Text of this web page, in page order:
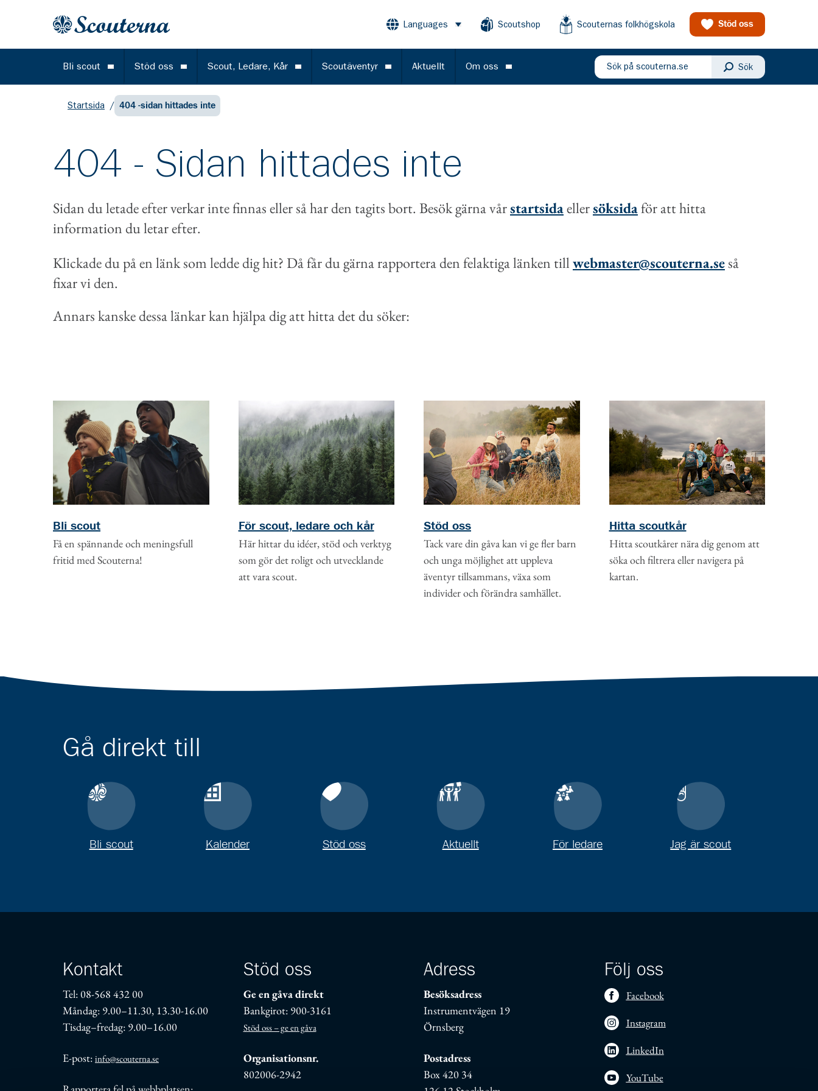
Gå till huvudinnehållet
Languages Öppna menyScoutshop Scouternas folkhögskola Stöd oss
Bli scout Öppna meny
Stöd oss Öppna meny
Scout, Ledare, Kår Öppna meny
Scoutäventyr Öppna meny
Aktuellt Om oss Öppna meny
Sök på scouterna.se Sök
Startsida / 404 -sidan hittades inte
404 - Sidan hittades inte
Sidan du letade efter verkar inte finnas eller så har den tagits bort. Besök gärna vårstartsidaellersöksidaför att hitta
information du letar efter.
Klickade du på en länk som ledde dig hit? Då får du gärna rapportera den felaktiga länken tillwebmaster@scouterna.seså
fixar vi den.
Annars kanske dessa länkar kan hjälpa dig att hitta det du söker:
Bli scout
Få en spännande och meningsfull
fritid med Scouterna!
För scout, ledare och kår
Här hittar du idéer, stöd och verktyg
som gör det roligt och utvecklande
att vara scout.
Stöd oss
Tack vare din gåva kan vi ge fler barn
och unga möjlighet att uppleva
äventyr tillsammans, växa som
individer och förändra samhället.
Hitta scoutkår
Hitta scoutkårer nära dig genom att
söka och filtrera eller navigera på
kartan.
Gå direkt till
Bli scout Kalender Stöd oss Aktuellt För ledare Jag är scout
Kontakt
Tel: 08-568 432 00
Måndag: 9.00–11.30, 13.30-16.00
Tisdag–fredag: 9.00–16.00
E-post: info@scouterna.se
Stöd oss
Ge en gåva direkt
Bankgirot: 900-3161
Stöd oss – ge en gåva
Organisationsnr.
802006-2942
Adress
Besöksadress
Instrumentvägen 19
Örnsberg
Postadress
Box 420 34
Följ oss
Facebook
Instagram
LinkedIn
YouTube